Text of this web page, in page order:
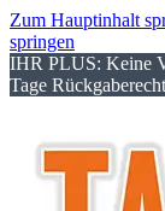
Zum Hauptinhalt
springen
IHR PLUS: Keine
Tage